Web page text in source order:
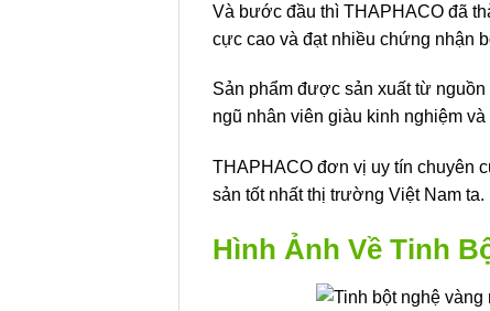
Và bước đầu thì THAPHACO đã
cực cao và đạt nhiều chứng nhận
Sản phẩm được sản xuất từ
ngũ nhân viên giàu kinh nghiệm và
THAPHACO đơn vị uy tín chuyên
sản tốt nhất thị trường Việt Nam ta.
Hình Ảnh Về Tinh